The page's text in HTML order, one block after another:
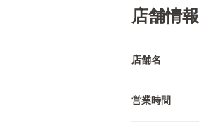
店舗情報
店舗名
営業時間